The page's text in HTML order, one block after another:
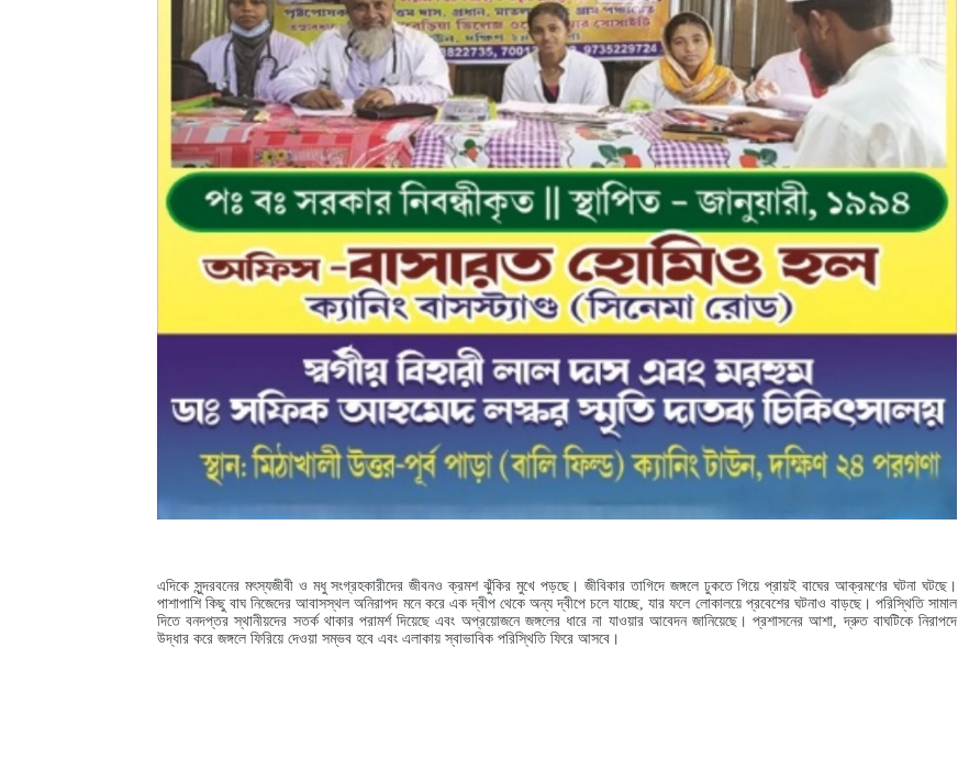
এদিকে সুন্দরবনের মৎস্যজীবী ও মধু সংগ্রহকারীদের জীবনও ক্রমশ ঝুঁকির মুখে পড়ছে। জীবিকার তাগিদে জঙ্গলে ঢুকতে গিয়ে প্রায়ই বাঘের আক্রমণের ঘটনা ঘটছে।
পাশাপাশি কিছু বাঘ নিজেদের আবাসস্থল অনিরাপদ মনে করে এক দ্বীপ থেকে অন্য দ্বীপে চলে যাচ্ছে, যার ফলে লোকালয়ে প্রবেশের ঘটনাও বাড়ছে। পরিস্থিতি সামাল
দিতে বনদপ্তর স্থানীয়দের সতর্ক থাকার পরামর্শ দিয়েছে এবং অপ্রয়োজনে জঙ্গলের ধারে না যাওয়ার আবেদন জানিয়েছে। প্রশাসনের আশা, দ্রুত বাঘটিকে নিরাপদে
উদ্ধার করে জঙ্গলে ফিরিয়ে দেওয়া সম্ভব হবে এবং এলাকায় স্বাভাবিক পরিস্থিতি ফিরে আসবে।